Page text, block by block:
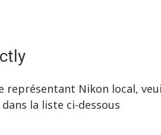
représentant Nikon local,
la liste ci-dessous